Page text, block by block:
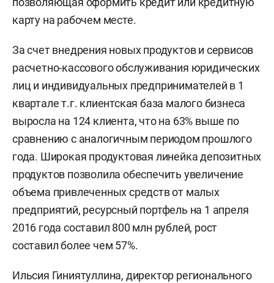
карту на рабочем месте.
За счет внедрения новых продуктов и сервисов
расчетно-кассового обслуживания юридических
лиц и индивидуальных предпринимателей в 1
квартале т.г. клиентская база малого бизнеса
выросла на 124 клиента, что на 63% выше по
сравнению с аналогичным периодом прошлого
года. Широкая продуктовая линейка депозитных
продуктов позволила обеспечить увеличение
объема привлеченных средств от малых
предприятий, ресурсный портфель на 1 апреля
2016 года составил 800 млн рублей, рост
составил более чем 57%.
Ильсия Гиниятуллина, директор регионального